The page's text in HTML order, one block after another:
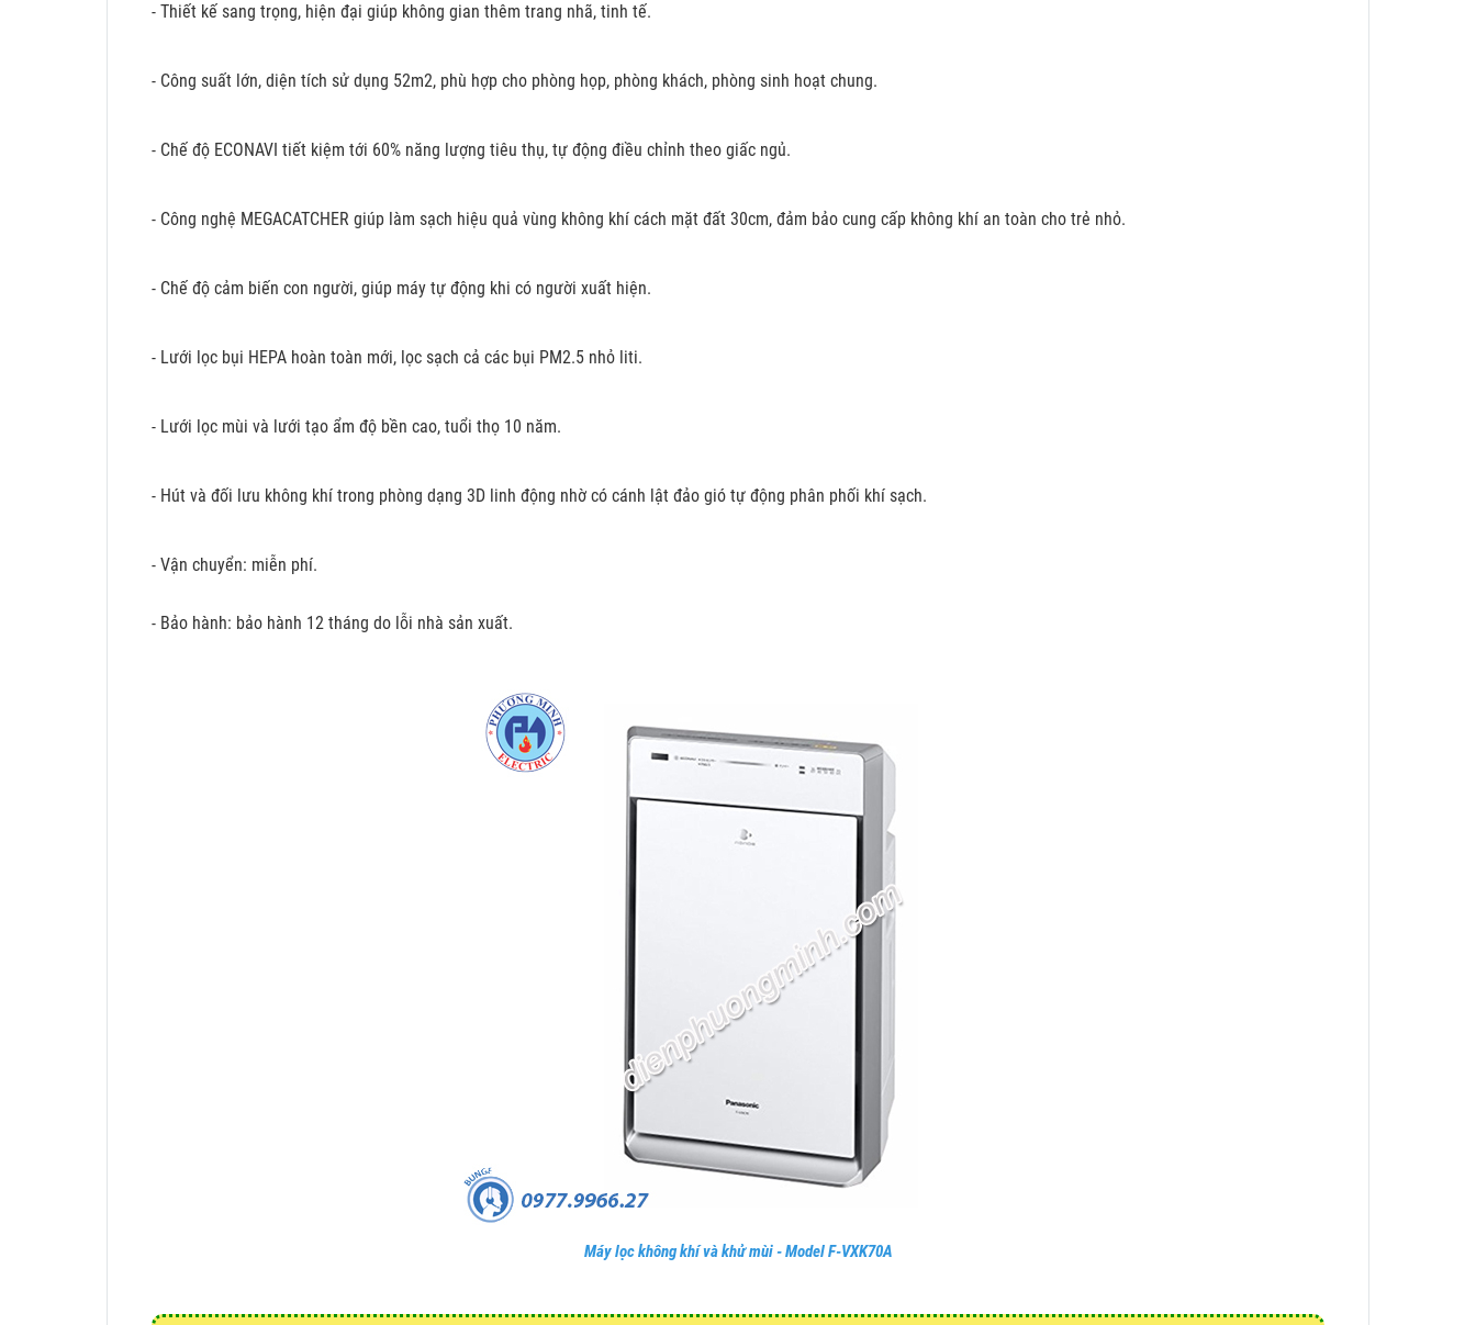
- Thiết kế sang trọng, hiện đại giúp không gian thêm trang nhã, tinh tế.
- Công suất lớn, diện tích sử dụng 52m2, phù hợp cho phòng họp, phòng khách, phòng sinh hoạt chung.
- Chế độ ECONAVI tiết kiệm tới 60% năng lượng tiêu thụ, tự động điều chỉnh theo giấc ngủ.
- Công nghệ MEGACATCHER giúp làm sạch hiệu quả vùng không khí cách mặt đất 30cm, đảm bảo cung cấp không khí an toàn cho trẻ nhỏ.
- Chế độ cảm biến con người, giúp máy tự động khi có người xuất hiện.
- Lưới lọc bụi HEPA hoàn toàn mới, lọc sạch cả các bụi PM2.5 nhỏ liti.
- Lưới lọc mùi và lưới tạo ẩm độ bền cao, tuổi thọ 10 năm.
- Hút và đối lưu không khí trong phòng dạng 3D linh động nhờ có cánh lật đảo gió tự động phân phối khí sạch.
- Vận chuyển: miễn phí.
- Bảo hành: bảo hành 12 tháng do lỗi nhà sản xuất.
Máy lọc không khí và khử mùi - Model F-VXK70A